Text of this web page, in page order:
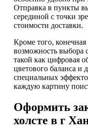
Отправка в пункты
серединой с точки
стоимости доставки.
Кроме того, конечная
возможность выбора
такой как цифровая
цветового баланса и
специальных
каждую картину
Оформить
холсте в г